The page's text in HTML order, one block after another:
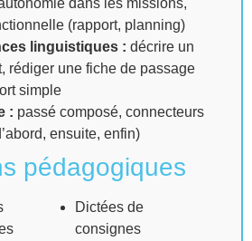
(rapport, planning)
linguistiques : décrire un
rédiger une fiche de passage
simple
: passé composé, connecteurs
ensuite, enfin)
pédagogiques
Dictées de
consignes